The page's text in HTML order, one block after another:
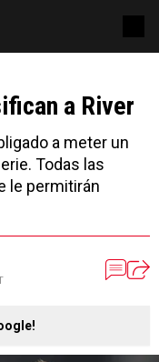
a River
a meter un
Todas las
le permitirán